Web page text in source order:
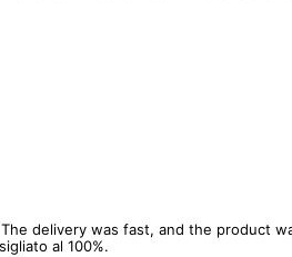
delivery was fast, and the product
al 100%.